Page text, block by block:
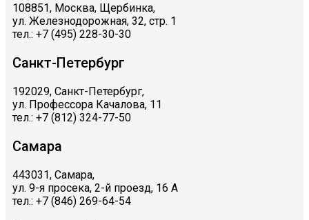
108851, Москва, Щербинка,
ул. Железнодорожная, 32, стр. 1
тел.: +7 (495) 228-30-30
Санкт-Петербург
192029, Санкт-Петербург,
ул. Профессора Качалова, 11
тел.: +7 (812) 324-77-50
Самара
443031, Самара,
ул. 9-я просека, 2-й проезд, 16 А
тел.: +7 (846) 269-64-54